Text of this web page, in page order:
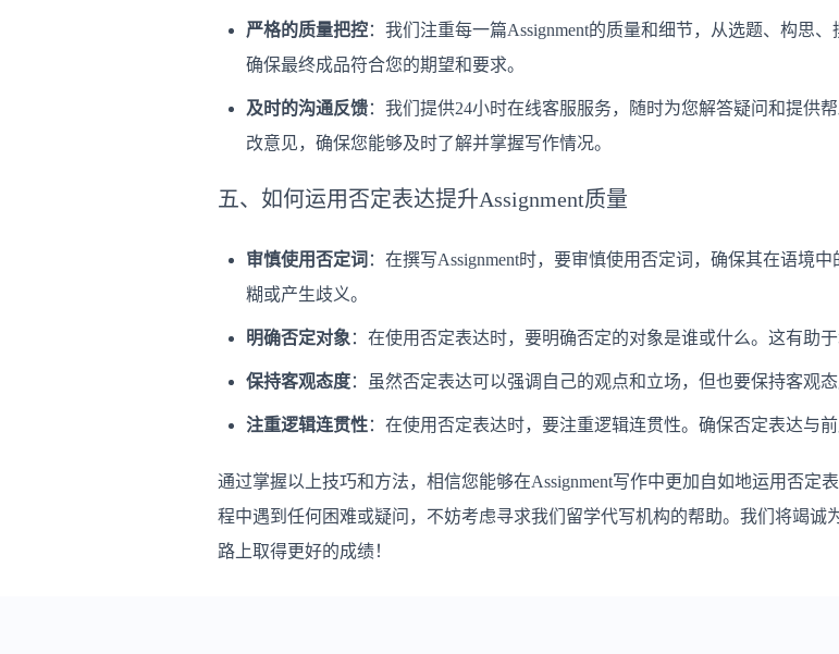
严格的质量把控：我们注重每一篇Assignment的质量和细节，从选题、构思
确保最终成品符合您的期望和要求。
及时的沟通反馈：我们提供24小时在线客服服务，随时为您解答疑问和提供
改意见，确保您能够及时了解并掌握写作情况。
五、如何运用否定表达提升Assignment质量
审慎使用否定词 ：在撰写Assignment时，要审慎使用否定词，确保其在语境
糊或产生歧义。
明确否定对象 ：在使用否定表达时，要明确否定的对象是谁或什么。这有助
保持客观态度：虽然否定表达可以强调自己的观点和立场，但也要保持客观
注重逻辑连贯性：在使用否定表达时，要注重逻辑连贯性。确保否定表达与
通过掌握以上技巧和方法，相信您能够在Assignment写作中更加自如地运用否定
程中遇到任何困难或疑问，不妨考虑寻求我们留学代写机构的帮助。我们将竭
路上取得更好的成绩！